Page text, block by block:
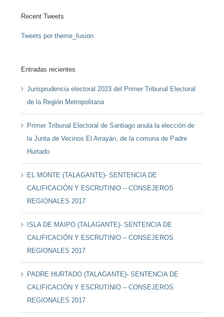
Recent Tweets
Tweets por theme_fusion
Entradas recientes
Jurisprudencia electoral 2023 del Primer Tribunal Electoral
de la Región Metropolitana
Primer Tribunal Electoral de Santiago anula la elección de
la Junta de Vecinos El Arrayán, de la comuna de Padre
Hurtado
EL MONTE (TALAGANTE)- SENTENCIA DE
CALIFICACIÓN Y ESCRUTINIO – CONSEJEROS
REGIONALES 2017
ISLA DE MAIPO (TALAGANTE)- SENTENCIA DE
CALIFICACIÓN Y ESCRUTINIO – CONSEJEROS
REGIONALES 2017
PADRE HURTADO (TALAGANTE)- SENTENCIA DE
CALIFICACIÓN Y ESCRUTINIO – CONSEJEROS
REGIONALES 2017